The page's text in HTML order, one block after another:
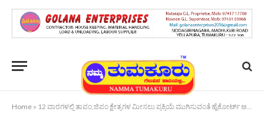
Home » 12 ವಾರಗಳಲ್ಲಿ ತಾಪಂ,ಜಿಪಂ ಕ್ಷೇತ್ರಗಳ ಮೀಸಲು ಪ್ರಕ್ರಿಯೆ ಮುಗಿಸುವಂತೆ ಹೈಕೋರ್ಟ್ ಆದೇಶ